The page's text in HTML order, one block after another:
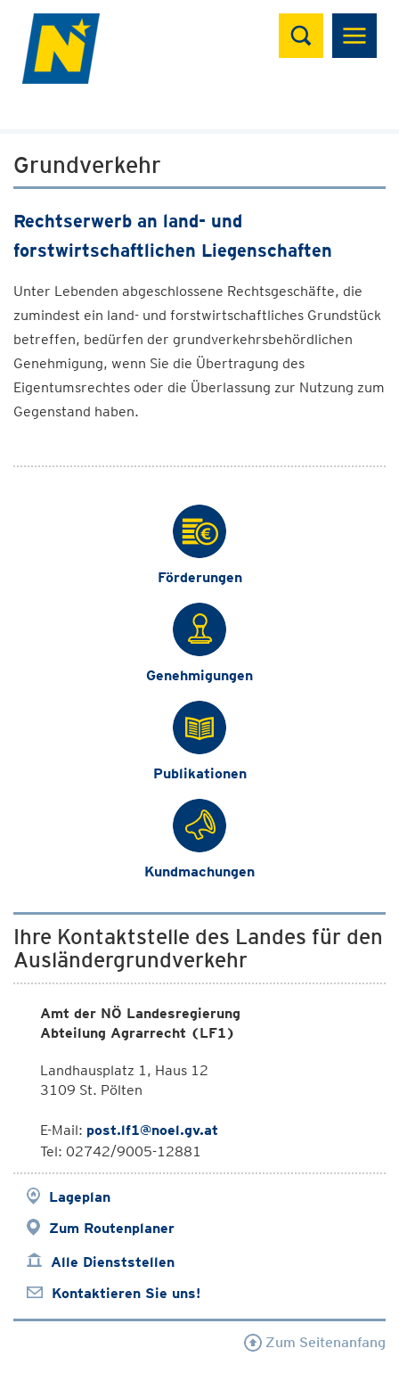
Suchen
Grundverkehr
Rechtserwerb an land- und
forstwirtschaftlichen Liegenschaften
Unter Lebenden abgeschlossene Rechtsgeschäfte, die
zumindest ein land- und forstwirtschaftliches Grundstück
betreffen, bedürfen der grundverkehrsbehördlichen
Genehmigung, wenn Sie die Übertragung des
Eigentumsrechtes oder die Überlassung zur Nutzung zum
Gegenstand haben.
Förderungen
Genehmigungen
Publikationen
Kundmachungen
Ihre Kontaktstelle des Landes für den
Ausländergrundverkehr
Amt der NÖ Landesregierung
Abteilung Agrarrecht (LF1)
Landhausplatz 1, Haus 12
3109 St. Pölten
E-Mail: post.lf1@noel.gv.at
Tel: 02742/9005-12881
Lageplan
Zum Routenplaner
Alle Dienststellen
Kontaktieren Sie uns!
Zum Seitenanfang